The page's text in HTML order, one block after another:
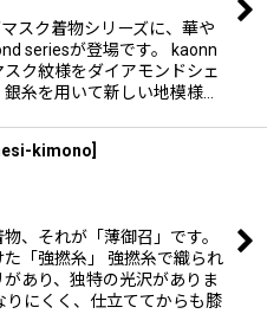
スク着物シリーズに、華や
seriesが登場です。 kaonn
ク紋様をダイアモンドシェ
糸を用いて新しい地模様…
kimono]
、それが「薄御召」です。
「強撚糸」 強撚糸で織られ
あり、独特の光沢がありま
りにくく、仕立ててからも膝